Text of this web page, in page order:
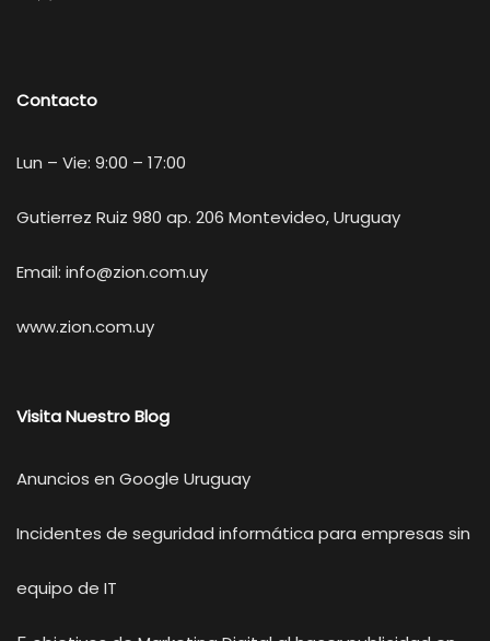
Contacto
Lun – Vie: 9:00 – 17:00
Gutierrez Ruiz 980 ap. 206 Montevideo, Uruguay
Email: info@zion.com.uy
www.zion.com.uy
Visita Nuestro Blog
Anuncios en Google Uruguay
Incidentes de seguridad informática para empresas sin
equipo de IT